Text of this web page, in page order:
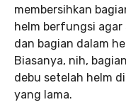
membersihkan
helm berfungsi
dan bagian dalam
Biasanya, nih,
debu setelah helm
yang lama.